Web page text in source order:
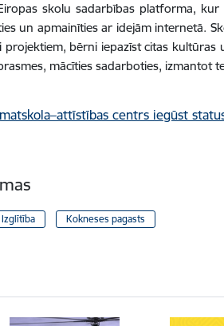
skolu sadarbības platforma,
un apmainīties ar idejām internetā.
projektiem, bērni iepazīst citas kultūras
mācīties sadarboties, izmantot
Izglītība Kokneses pagasts